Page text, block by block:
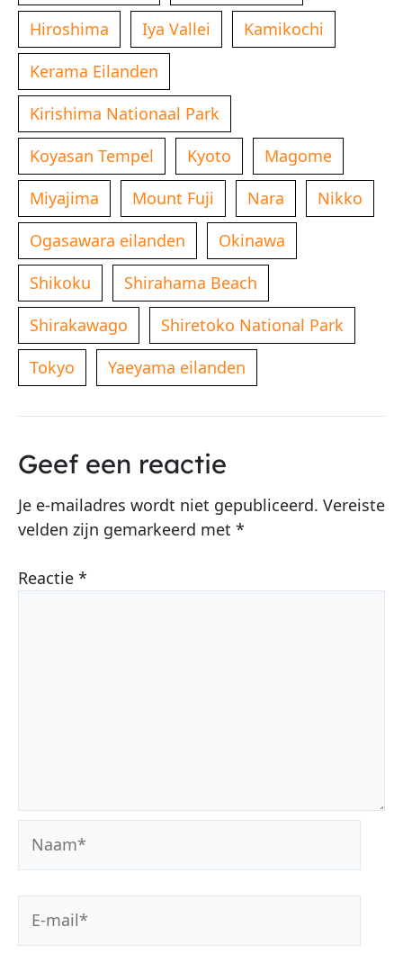
Hiroshima Iya Vallei
Kamikochi
Kerama Eilanden
Kirishima Nationaal Park
Koyasan Tempel
Kyoto
Magome
Miyajima
Mount Fuji Nara
Nikko
Ogasawara eilanden
Okinawa
Shikoku
Shirahama Beach
Shirakawago
Shiretoko National Park
Tokyo
Yaeyama eilanden
Geef een reactie
Je e-mailadres wordt niet gepubliceerd. Vereiste
velden zijn gemarkeerd met *
Reactie *
mail*